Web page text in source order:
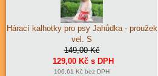
Hárací kalhotky pro psy Jahůdka - proužek
vel. S
149,00 Kč
129,00 Kč s DPH
106,61 Kč bez DPH